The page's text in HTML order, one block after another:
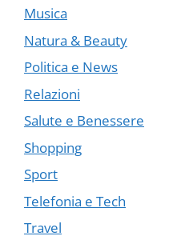
Musica
Natura & Beauty
Politica e News
Relazioni
Salute e Benessere
Shopping
Sport
Telefonia e Tech
Travel